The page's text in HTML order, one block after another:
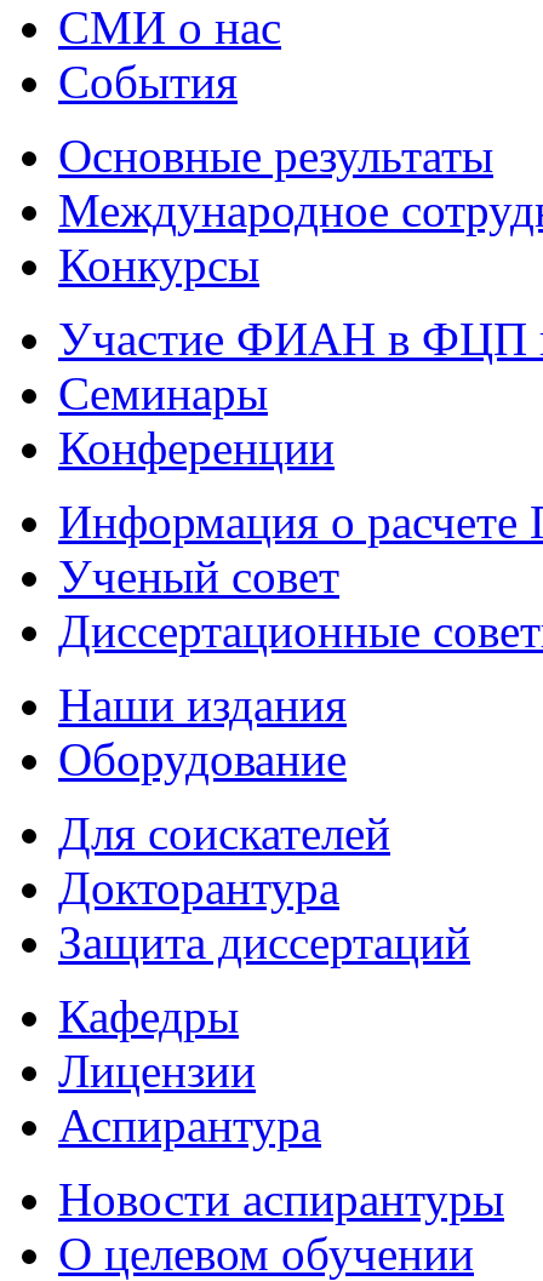
СМИ о нас
События
Основные результаты
Международное
Конкурсы
Участие ФИАН в ФЦП
Семинары
Конференции
Информация о
Ученый совет
Диссертационные
Наши издания
Оборудование
Для соискателей
Докторантура
Защита диссертаций
Кафедры
Лицензии
Аспирантура
Новости аспирантуры
О целевом обучении